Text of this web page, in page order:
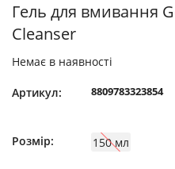
Гель для вмивання
Cleanser
Немає в наявності
Артикул: 8809783323854
Розмір: 150 мл